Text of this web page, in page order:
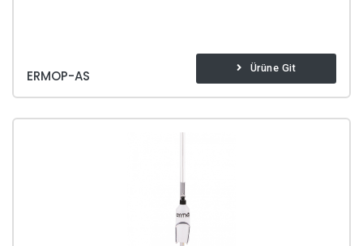
ERMOP-AS Ürüne Git